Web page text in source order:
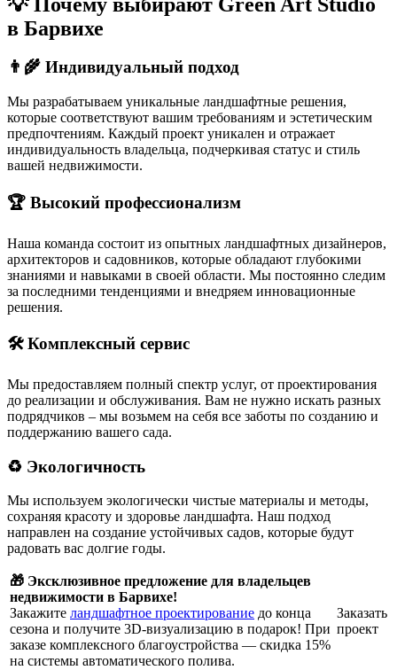
в Барвихе
👨‍🌾 Индивидуальный подход
Мы разрабатываем уникальные ландшафтные решения,
которые соответствуют вашим требованиям и эстетическим
предпочтениям. Каждый проект уникален и отражает
индивидуальность владельца, подчеркивая статус и стиль
вашей недвижимости.
🏆 Высокий профессионализм
Наша команда состоит из опытных ландшафтных дизайнеров,
архитекторов и садовников, которые обладают глубокими
знаниями и навыками в своей области. Мы постоянно следим
за последними тенденциями и внедряем инновационные
решения.
🛠️ Комплексный сервис
Мы предоставляем полный спектр услуг, от проектирования
до реализации и обслуживания. Вам не нужно искать разных
подрядчиков – мы возьмем на себя все заботы по созданию и
поддержанию вашего сада.
♻️ Экологичность
Мы используем экологически чистые материалы и методы,
сохраняя красоту и здоровье ландшафта. Наш подход
направлен на создание устойчивых садов, которые будут
радовать вас долгие годы.
🎁 Эксклюзивное предложение для владельцев
недвижимости в Барвихе!
Закажите ландшафтное проектирование до конца
сезона и получите 3D-визуализацию в подарок! При
заказе комплексного благоустройства — скидка 15%
на системы автоматического полива.
Заказать
проект